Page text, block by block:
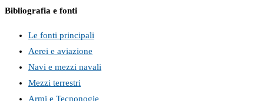
Bibliografia e fonti
Le fonti principali
Aerei e aviazione
Navi e mezzi navali
Mezzi terrestri
Armi e Tecnonogie